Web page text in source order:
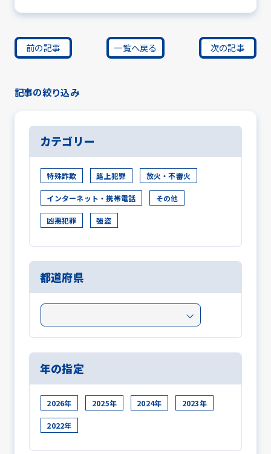
前の記事 一覧へ戻る 次の記事
記事の絞り込み
カテゴリー
特殊詐欺 路上犯罪 放火・不審火
インターネット・携帯電話 その他
凶悪犯罪 強盗
都道府県
年の指定
2026年 2025年 2024年 2023年
2022年